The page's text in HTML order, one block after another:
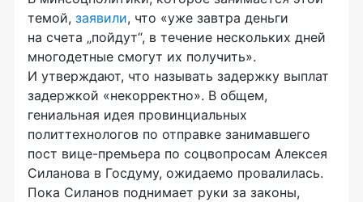
темой, заявили, что «уже завтра деньги
на счета „пойдут“, в течение нескольких дней
многодетные смогут их получить».
И утверждают, что называть задержку выплат
задержкой «некорректно». В общем,
гениальная идея провинциальных
политтехнологов по отправке занимавшего
пост вице-премьера по соцвопросам Алексея
Силанова в Госдуму, ожидаемо провалилась.
Пока Силанов поднимает руки за законы,